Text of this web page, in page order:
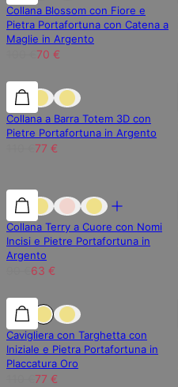
Collana Blossom con Fiore e
Pietra Portafortuna con Catena a
Maglie in Argento
70 €
30% di sconto
Collana a Barra Totem 3D con
Pietre Portafortuna in Argento
77 €
30% di sconto
Collana Terry a Cuore con Nomi
Incisi e Pietre Portafortuna in
Argento
63 €
30% di sconto
Cavigliera con Targhetta con
Iniziale e Pietra Portafortuna in
Placcatura Oro
77 €